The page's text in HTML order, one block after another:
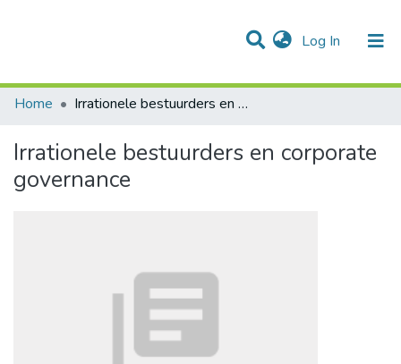
Log In (current)
Communities & Collections
Statistics
All of DSpace
Home
Irrationele bestuurders en corporate governance
Irrationele bestuurders en corporate
governance